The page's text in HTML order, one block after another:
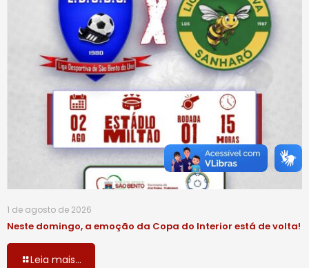
1 de agosto de 2026
Neste domingo, a emoção da Copa do Interior está de volta!
Leia mais...